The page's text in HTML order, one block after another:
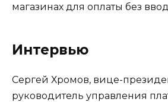
магазинах для оплаты без
Интервью
Сергей Хромов, вице-
руководитель управления